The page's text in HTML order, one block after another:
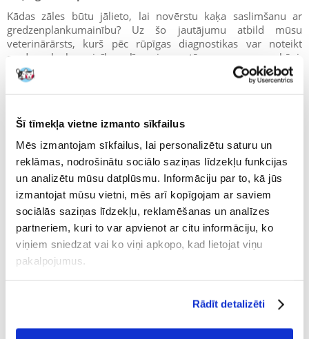
Šī tīmekļa vietne izmanto sīkfailus
Mēs izmantojam sīkfailus, lai personalizētu saturu un
reklāmas, nodrošinātu sociālo saziņas līdzekļu funkcijas
un analizētu mūsu datplūsmu. Informāciju par to, kā jūs
izmantojat mūsu vietni, mēs arī kopīgojam ar saviem
sociālās saziņas līdzekļu, reklamēšanas un analīzes
partneriem, kuri to var apvienot ar citu informāciju, ko
viņiem sniedzat vai ko viņi apkopo, kad lietojat viņu
pakalpojumus.
Rādīt detalizēti
Kādas zāles būtu jālieto, lai novērstu kaķa saslimšanu ar
gredzenplankumainību? Uz šo jautājumu atbild mūsu
veterinārārsts, kurš pēc rūpīgas diagnostikas var noteikt
gredzenplankumainības līmeni un tās smaguma pakāpi.
Populāri tirgū ir skalošanas līdzekļi, kurus uzklāj tieši uz
brūces. Kaķa kašķīgos plankumus, kas ir viens no
process, kas var ilgt pat vairākas nedēļas. Lai pasargātu savu
mīluli no inficēšanās ar šo baktēriju no citiem
mājdzīvniekiem, var izmantot vakcīnu pret
gredzenplankumainību kaķiem.
Veterinārārsta izrakstītie medikamenti bieži vien ir tablešu
formā, tāpēc ir labi tos dot kopā ar ēdienu, īpaši, ja kaķim ir
grūtības norīt medikamentus.